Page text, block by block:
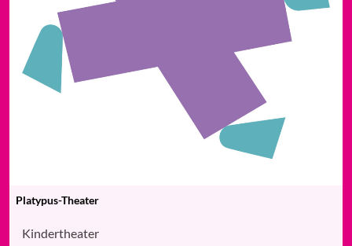
Platypus-Theater
Kindertheater